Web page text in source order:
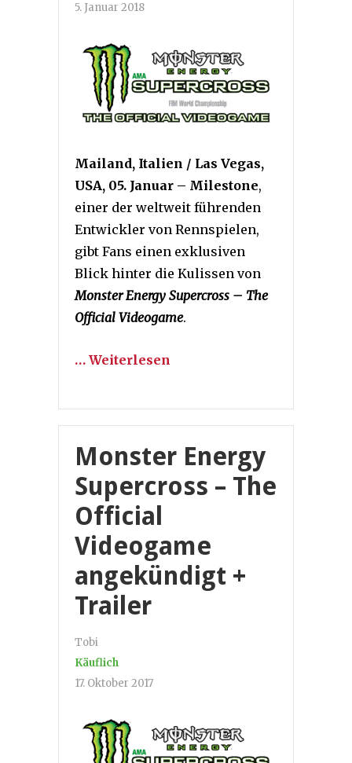
5. Januar 2018
Mailand, Italien / Las Vegas,
USA, 05. Januar – Milestone,
einer der weltweit führenden
Entwickler von Rennspielen,
gibt Fans einen exklusiven
Blick hinter die Kulissen von
Monster Energy Supercross – The
Official Videogame.
… Weiterlesen
Monster Energy
Supercross – The
Official
Videogame
angekündigt +
Trailer
Tobi
Käuflich
17. Oktober 2017